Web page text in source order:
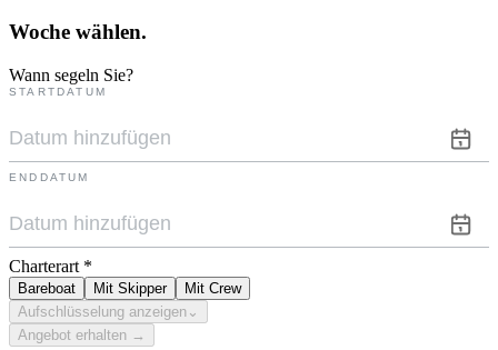
Woche wählen.
Wann segeln Sie?
STARTDATUM
ENDDATUM
Charterart *
Bareboat Mit Skipper
Mit Crew
Aufschlüsselung anzeigen ⌄
Angebot erhalten →